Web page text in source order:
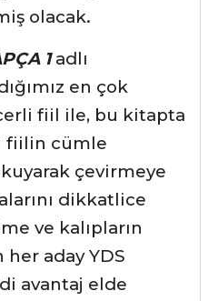
olacak.
1adlı
en çok
fiil ile, bu kitapta
fiilin cümle
çevirmeye
dikkatlice
ve kalıpların
her aday YDS
avantaj elde